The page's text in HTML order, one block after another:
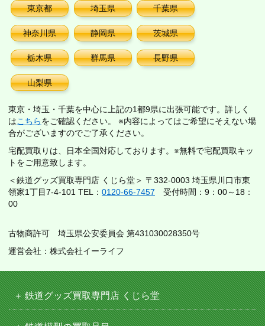
東京都 埼玉県 千葉県
神奈川県 静岡県 茨城県
栃木県 群馬県 長野県
山梨県
東京・埼玉・千葉を中心に上記の1都9県に出張可能です。詳しく
はこちらをご確認ください。 ※内容によってはご希望にそえない場
合がございますのでご了承ください。
宅配買取りは、日本全国対応しております。※無料で宅配買取キッ
トをご用意致します。
＜鉄道グッズ買取専門店 くじら堂＞ 〒332-0003 埼玉県川口市東
領家1丁目7-4-101 TEL： 0120-66-7457 受付時間：9：00～18：
00
古物商許可 埼玉県公安委員会 第431030028350号
運営会社：株式会社イーライフ
鉄道グッズ買取専門店 くじら堂